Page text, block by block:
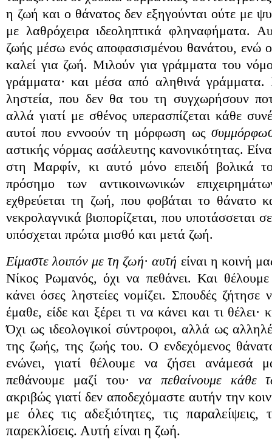
η ζωή και ο θάνατος δεν εξηγούνται ούτε με
με λαθρόχειρα ιδεοληπτικά φληναφήματα.
ζωής μέσω ενός αποφασισμένου θανάτου, ενώ
καλεί για ζωή. Μιλούν για γράμματα του
γράμματα· και μέσα από αληθινά γράμματα.
ληστεία, που δεν θα του τη συγχωρήσουν
αλλά γιατί με σθένος υπερασπίζεται κάθε
αυτοί που εννοούν τη μόρφωση ως
αστικής νόρμας ασάλευτης κανονικότητας.
στη Μαρφίν, κι αυτό μόνο επειδή βολικά
πρόσημο των αντικοινωνικών
εχθρεύεται τη ζωή, που φοβάται το θάνατο
νεκρολαγνικά βιοπορίζεται, που υποτάσσεται
υπόσχεται πρώτα μισθό και μετά ζωή.
Είμαστε λοιπόν με τη ζωή·αυτή είναι η κοινή
Νίκος Ρωμανός, όχι να πεθάνει. Και
κάνει όσες ληστείες νομίζει. Σπουδές
έμαθε, είδε και ξέρει τι να κάνει και τι θέλει·
Όχι ως ιδεολογικοί σύντροφοι, αλλά ως
της ζωής, της ζωής του. Ο ενδεχόμενος
ενώνει, γιατί θέλουμε να ζήσει ανάμεσά
πεθάνουμε μαζί του· να πεθαίνουμε κάθε
ακριβώς γιατί δεν αποδεχόμαστε αυτήν την
με όλες τις αδεξιότητες, τις παραλείψεις,
παρεκλίσεις. Αυτή είναι η ζωή.